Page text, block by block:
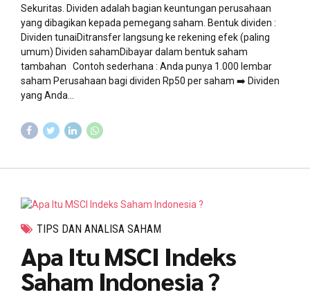
Sekuritas. Dividen adalah bagian keuntungan perusahaan
yang dibagikan kepada pemegang saham. Bentuk dividen :
Dividen tunaiDitransfer langsung ke rekening efek (paling
umum) Dividen sahamDibayar dalam bentuk saham
tambahan Contoh sederhana : Anda punya 1.000 lembar
saham Perusahaan bagi dividen Rp50 per saham ➡️ Dividen
yang Anda...
TIPS DAN ANALISA SAHAM
Apa Itu MSCI Indeks
Saham Indonesia ?